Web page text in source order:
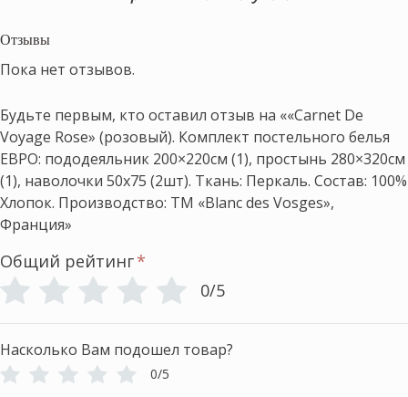
Отзывы
Пока нет отзывов.
Будьте первым, кто оставил отзыв на ««Carnet De
Voyage Rose» (розовый). Комплект постельного белья
ЕВРО: пододеяльник 200×220см (1), простынь 280×320см
(1), наволочки 50х75 (2шт). Ткань: Перкаль. Состав: 100%
Хлопок. Производство: ТМ «Blanc des Vosges»,
Франция»
Общий рейтинг*
0/5
Насколько Вам подошел товар?
0/5